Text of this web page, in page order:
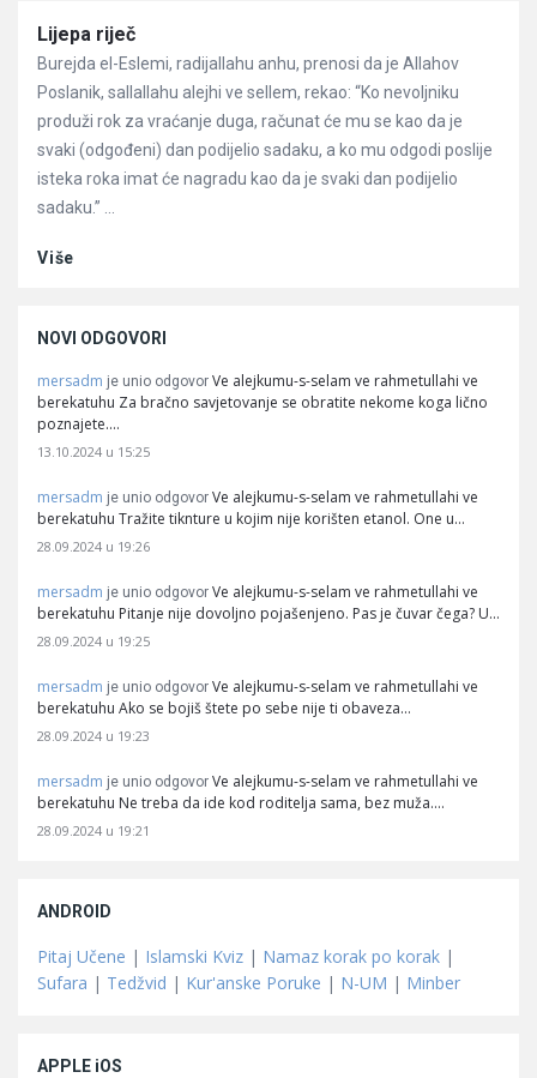
Članci
Lijepa riječ
Burejda el-Eslemi, radijallahu anhu, prenosi da je Allahov
Poslanik, sallallahu alejhi ve sellem, rekao: “Ko nevoljniku
produži rok za vraćanje duga, računat će mu se kao da je
svaki (odgođeni) dan podijelio sadaku, a ko mu odgodi poslije
isteka roka imat će nagradu kao da je svaki dan podijelio
sadaku.” ...
Više
NOVI ODGOVORI
mersadm je unio odgovor Ve alejkumu-s-selam ve rahmetullahi ve
berekatuhu Za bračno savjetovanje se obratite nekome koga lično
poznajete.…
13.10.2024 u 15:25
mersadm je unio odgovor Ve alejkumu-s-selam ve rahmetullahi ve
berekatuhu Tražite tiknture u kojim nije korišten etanol. One u…
28.09.2024 u 19:26
mersadm je unio odgovor Ve alejkumu-s-selam ve rahmetullahi ve
berekatuhu Pitanje nije dovoljno pojašenjeno. Pas je čuvar čega? U…
28.09.2024 u 19:25
mersadm je unio odgovor Ve alejkumu-s-selam ve rahmetullahi ve
berekatuhu Ako se bojiš štete po sebe nije ti obaveza…
28.09.2024 u 19:23
mersadm je unio odgovor Ve alejkumu-s-selam ve rahmetullahi ve
berekatuhu Ne treba da ide kod roditelja sama, bez muža.…
28.09.2024 u 19:21
ANDROID
Pitaj Učene | Islamski Kviz | Namaz korak po korak |
Sufara | Tedžvid | Kur'anske Poruke | N-UM | Minber
APPLE iOS